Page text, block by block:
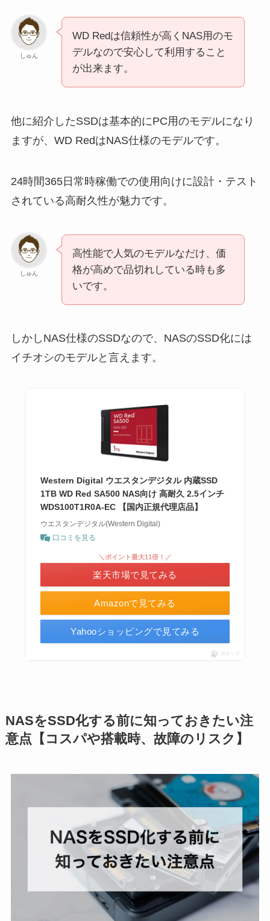
しゅん
WD Redは信頼性が高くNAS用のモ
デルなので安心して利用すること
が出来ます。
他に紹介したSSDは基本的にPC用のモデルになり
ますが、WD RedはNAS仕様のモデルです。
24時間365日常時稼働での使用向けに設計・テスト
されている高耐久性が魅力です。
しゅん
高性能で人気のモデルなだけ、価
格が高めで品切れしている時も多
いです。
しかしNAS仕様のSSDなので、NASのSSD化には
イチオシのモデルと言えます。
Western Digital ウエスタンデジタル 内蔵SSD
1TB WD Red SA500 NAS向け 高耐久 2.5インチ
WDS100T1R0A-EC 【国内正規代理店品】
ウエスタンデジタル(Western Digital)
口コミを見る
Amazonで見てみる
＼ポイント最大11倍！／
楽天市場で見てみる
Yahooショッピングで見てみる
ポチップ
NASをSSD化する前に知っておきたい注
意点【コスパや搭載時、故障のリスク】